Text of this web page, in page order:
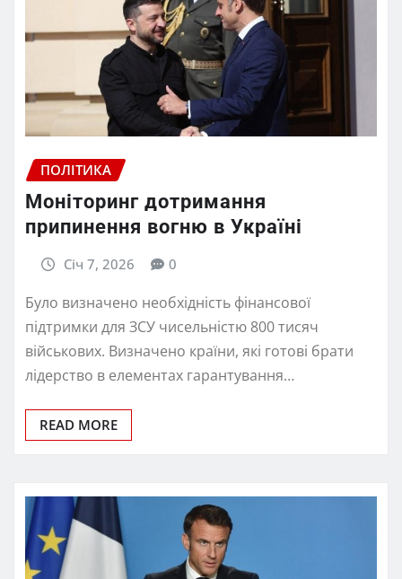
ПОЛІТИКА
Моніторинг дотримання
припинення вогню в Україні
Січ 7, 2026 0
Було визначено необхідність фінансової
підтримки для ЗСУ чисельністю 800 тисяч
військових. Визначено країни, які готові брати
лідерство в елементах гарантування…
READ MORE